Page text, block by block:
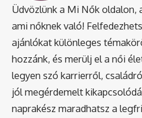
Üdvözlünk a Mi Nők oldalon,
ami nőknek való!
ajánlókat különleges
hozzánk, és merülj el a női
legyen szó karrierről,
jól megérdemelt
naprakész maradhatsz a